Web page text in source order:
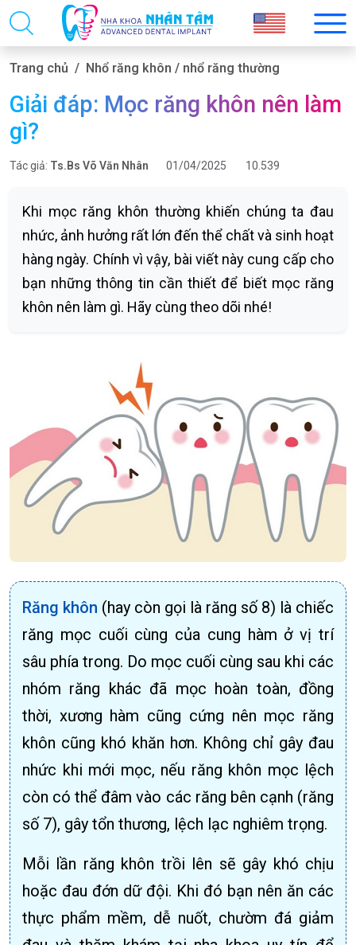
Trang chủ Nhổ răng khôn / nhổ răng thường
Giải đáp: Mọc răng khôn nên làm
gì?
Tác giả: Ts.Bs Võ Văn Nhân 01/04/2025 10.539
Khi mọc răng khôn thường khiến chúng ta đau
nhức, ảnh hưởng rất lớn đến thể chất và sinh hoạt
hàng ngày. Chính vì vậy, bài viết này cung cấp cho
bạn những thông tin cần thiết để biết mọc răng
khôn nên làm gì. Hãy cùng theo dõi nhé!
Răng khôn (hay còn gọi là răng số 8) là chiếc
răng mọc cuối cùng của cung hàm ở vị trí
sâu phía trong. Do mọc cuối cùng sau khi các
nhóm răng khác đã mọc hoàn toàn, đồng
thời, xương hàm cũng cứng nên mọc răng
khôn cũng khó khăn hơn. Không chỉ gây đau
nhức khi mới mọc, nếu răng khôn mọc lệch
còn có thể đâm vào các răng bên cạnh (răng
số 7), gây tổn thương, lệch lạc nghiêm trọng.
Mỗi lần răng khôn trồi lên sẽ gây khó chịu
hoặc đau đớn dữ đội. Khi đó bạn nên ăn các
thực phẩm mềm, dễ nuốt, chườm đá giảm